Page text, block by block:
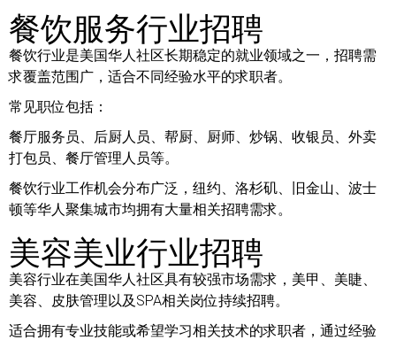
餐饮服务行业招聘
餐饮行业是美国华人社区长期稳定的就业领域之一，招聘需
求覆盖范围广，适合不同经验水平的求职者。
常见职位包括：
餐厅服务员、后厨人员、帮厨、厨师、炒锅、收银员、外卖
打包员、餐厅管理人员等。
餐饮行业工作机会分布广泛，纽约、洛杉矶、旧金山、波士
顿等华人聚集城市均拥有大量相关招聘需求。
美容美业行业招聘
美容行业在美国华人社区具有较强市场需求，美甲、美睫、
美容、皮肤管理以及SPA相关岗位持续招聘。
适合拥有专业技能或希望学习相关技术的求职者，通过经验